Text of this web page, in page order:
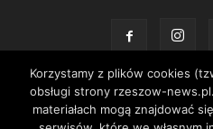
Korzystamy z plików cookies
obsługi strony rzeszow-
materiałach mogą znajdować